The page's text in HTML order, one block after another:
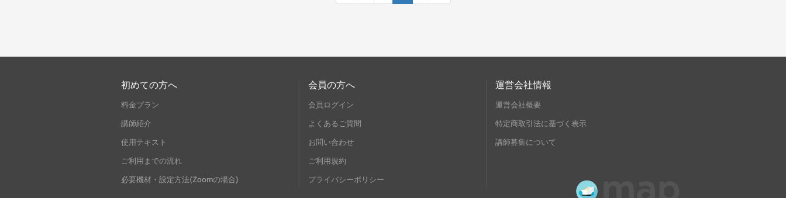
初めての方へ
料金プラン
講師紹介
使用テキスト
ご利用までの流れ
必要機材・設定方法(Zoomの場合)
会員の方へ
会員ログイン
よくあるご質問
お問い合わせ
ご利用規約
プライバシーポリシー
運営会社情報
運営会社概要
特定商取引法に基づく表示
講師募集について